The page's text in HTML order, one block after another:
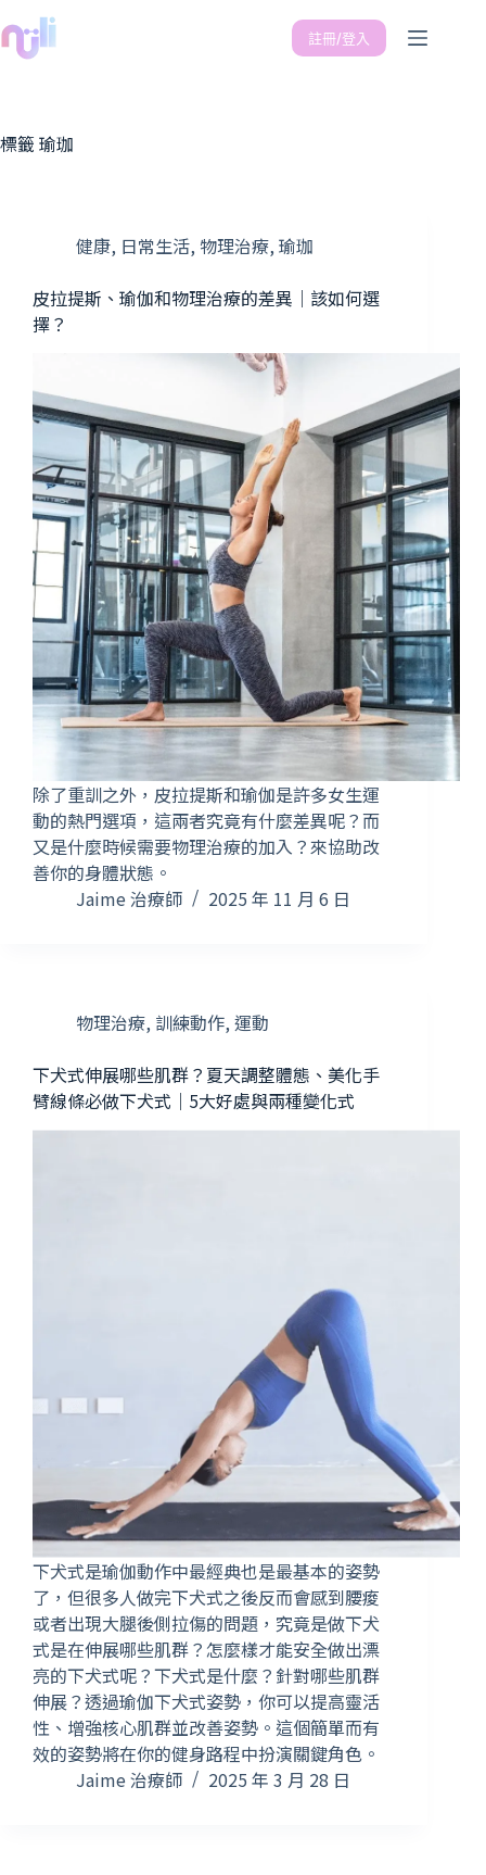
註冊/登入
標籤 瑜珈
健康, 日常生活, 物理治療, 瑜珈
皮拉提斯、瑜伽和物理治療的差異｜該如何選
擇？
除了重訓之外，皮拉提斯和瑜伽是許多女生運
動的熱門選項，這兩者究竟有什麼差異呢？而
又是什麼時候需要物理治療的加入？來協助改
善你的身體狀態。
Jaime 治療師
2025 年 11 月 6 日
物理治療, 訓練動作, 運動
下犬式伸展哪些肌群？夏天調整體態、美化手
臂線條必做下犬式｜5大好處與兩種變化式
下犬式是瑜伽動作中最經典也是最基本的姿勢
了，但很多人做完下犬式之後反而會感到腰痠
或者出現大腿後側拉傷的問題，究竟是做下犬
式是在伸展哪些肌群？怎麼樣才能安全做出漂
亮的下犬式呢？下犬式是什麼？針對哪些肌群
伸展？透過瑜伽下犬式姿勢，你可以提高靈活
性、增強核心肌群並改善姿勢。這個簡單而有
效的姿勢將在你的健身路程中扮演關鍵角色。
Jaime 治療師
2025 年 3 月 28 日